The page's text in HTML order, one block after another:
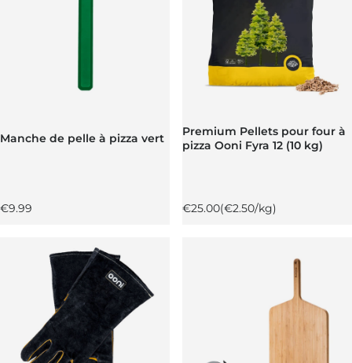
Manche de pelle à pizza vert
Prix régulier
€9.99
Premium Pellets pour four à
pizza Ooni Fyra 12 (10 kg)
Prix régulier
€25.00Prix unitaire
(€2.50/kg)